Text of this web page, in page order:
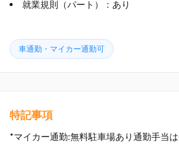
就業規則（パート）：あり
車通勤・マイカー通勤可
特記事項
*マイカー通勤:無料駐車場あり通勤手当